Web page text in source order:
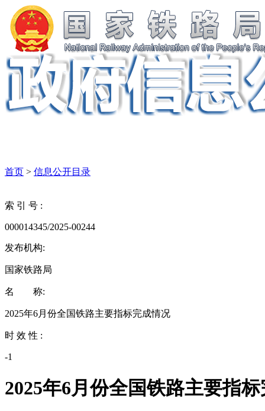
首页 > 信息公开目录
索 引 号 :
000014345/2025-00244
发布机构:
国家铁路局
名 称:
2025年6月份全国铁路主要指标完成情况
时 效 性 :
-1
2025年6月份全国铁路主要指